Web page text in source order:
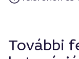
További